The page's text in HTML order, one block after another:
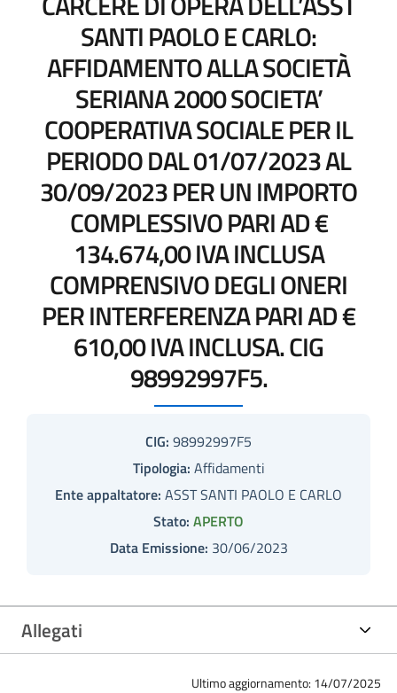
SANTI PAOLO E CARLO:
AFFIDAMENTO ALLA SOCIETÀ
SERIANA 2000 SOCIETA’
COOPERATIVA SOCIALE PER IL
PERIODO DAL 01/07/2023 AL
30/09/2023 PER UN IMPORTO
COMPLESSIVO PARI AD €
134.674,00 IVA INCLUSA
COMPRENSIVO DEGLI ONERI
PER INTERFERENZA PARI AD €
610,00 IVA INCLUSA. CIG
98992997F5.
CIG: 98992997F5
Tipologia: Affidamenti
Ente appaltatore: ASST SANTI PAOLO E CARLO
Stato: APERTO
Data Emissione: 30/06/2023
Allegati
Ultimo aggiornamento: 14/07/2025